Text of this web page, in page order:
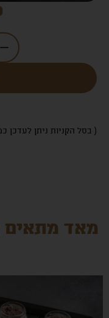
( בסל הקניות ניתן לעדכן
מאד מתאים